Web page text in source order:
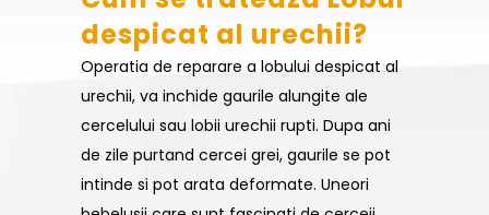
despicat al urechii?
Operatia de reparare a lobului despicat al
urechii, va inchide gaurile alungite ale
cercelului sau lobii urechii rupti. Dupa ani
de zile purtand cercei grei, gaurile se pot
intinde si pot arata deformate. Uneori